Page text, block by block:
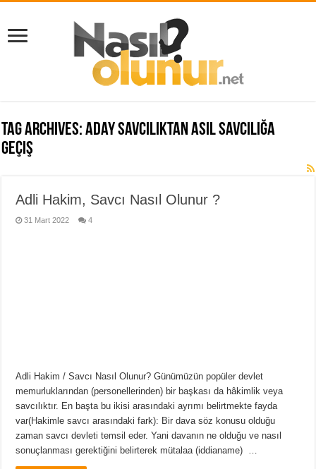
Tag Archives:aday savcılıktan asıl savcılığa
geçiş
Adli Hakim, Savcı Nasıl Olunur ?
31 Mart 2022 4
Adli Hakim / Savcı Nasıl Olunur? Günümüzün popüler devlet
memurluklarından (personellerinden) bir başkası da hâkimlik veya
savcılıktır. En başta bu ikisi arasındaki ayrımı belirtmekte fayda
var(Hakimle savcı arasındaki fark): Bir dava söz konusu olduğu
zaman savcı devleti temsil eder. Yani davanın ne olduğu ve nasıl
sonuçlanması gerektiğini belirterek mütalaa (iddianame) …